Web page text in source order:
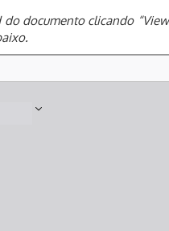
documento clicando